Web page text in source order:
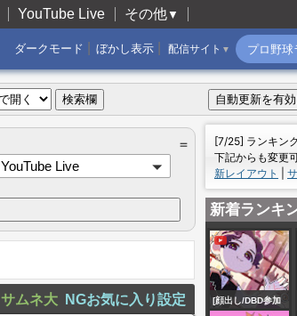
YouTube Live その他▼
配信サイト ▼
ぼかし表示
ダークモード
＝
YouTube Live
サムネ大 NGお気に入り設定
[7/25] ランキン
下記からも変更
新レイアウト
新着ランキ
[顔出し/DBD参加